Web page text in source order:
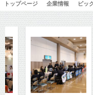
トップページ 企業情報 ピッ